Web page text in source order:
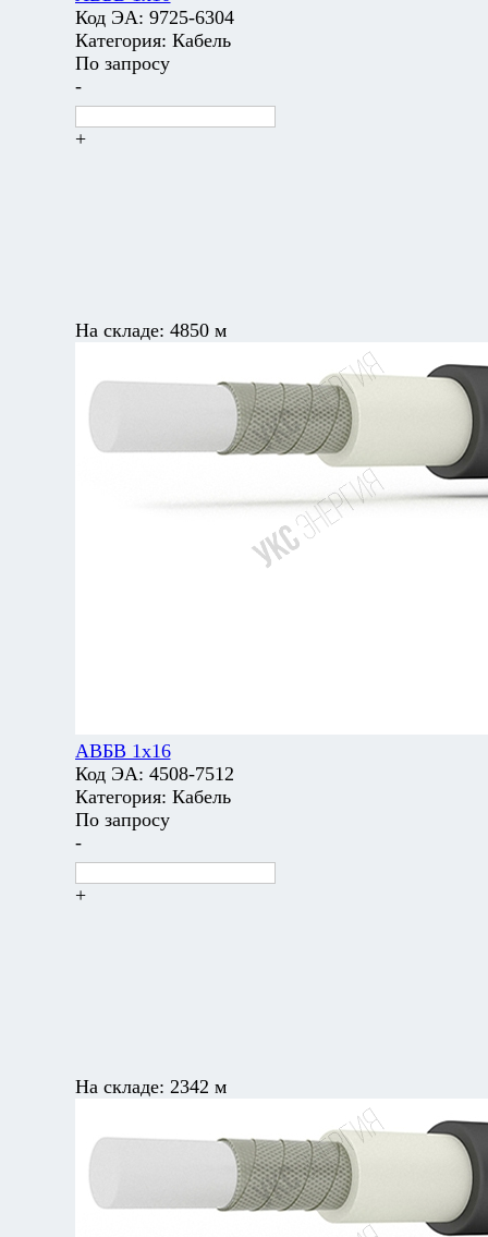
Код ЭА: 9725-6304
Категория: Кабель
По запросу
-
+
На складе: 4850 м
АВБВ 1х16
Код ЭА: 4508-7512
Категория: Кабель
По запросу
-
+
На складе: 2342 м